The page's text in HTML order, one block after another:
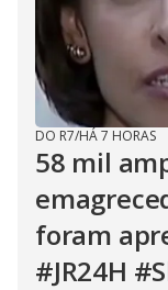
DO R7/HÁ 7 HORAS
58 mil
foram
#JR24H